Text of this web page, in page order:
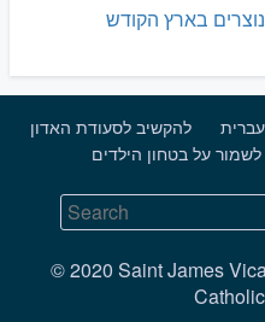
בארץ הקודש
להקשיב לסעודת האדון
לשמור על בטחון הילדים
© 2020 Saint James